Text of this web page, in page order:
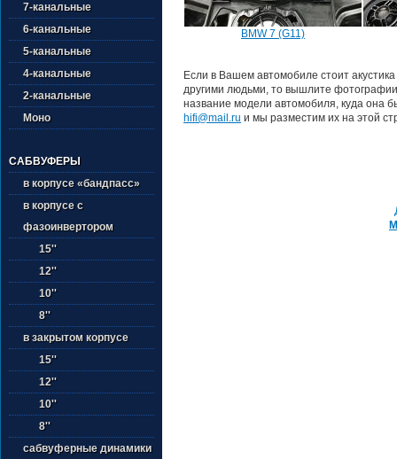
7-канальные
6-канальные
5-канальные
4-канальные
2-канальные
Моно
САБВУФЕРЫ
в корпусе «бандпасс»
в корпусе с
фазоинвертором
15''
12''
10''
8''
в закрытом корпусе
15''
12''
10''
8''
сабвуферные динамики
BMW 7 (G11)
Если в Вашем автомобиле стоит
другими людьми, то вышлите
название модели автомобиля, куда она
hifi@mail.ru и мы разместим их на этой